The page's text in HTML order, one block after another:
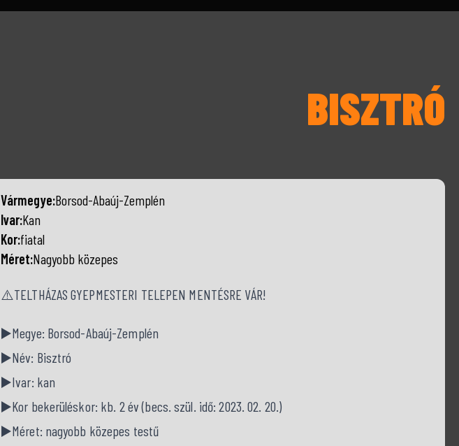
BISZTRÓ
Vármegye:Borsod-Abaúj-Zemplén
Ivar:Kan
Kor:fiatal
Méret:Nagyobb közepes
⚠️TELTHÁZAS GYEPMESTERI TELEPEN MENTÉSRE VÁR!
▶️Megye: Borsod-Abaúj-Zemplén
▶️Név: Bisztró
▶️Ivar: kan
▶️Kor bekerüléskor: kb. 2 év (becs. szül. idő: 2023. 02. 20.)
▶️Méret: nagyobb közepes testű